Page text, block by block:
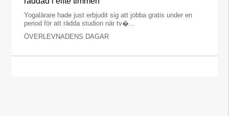
Yogalärare hade just erbjudit sig att jobba gratis under en
period för att rädda studion när tv�...
ÖVERLEVNADENS DAGAR